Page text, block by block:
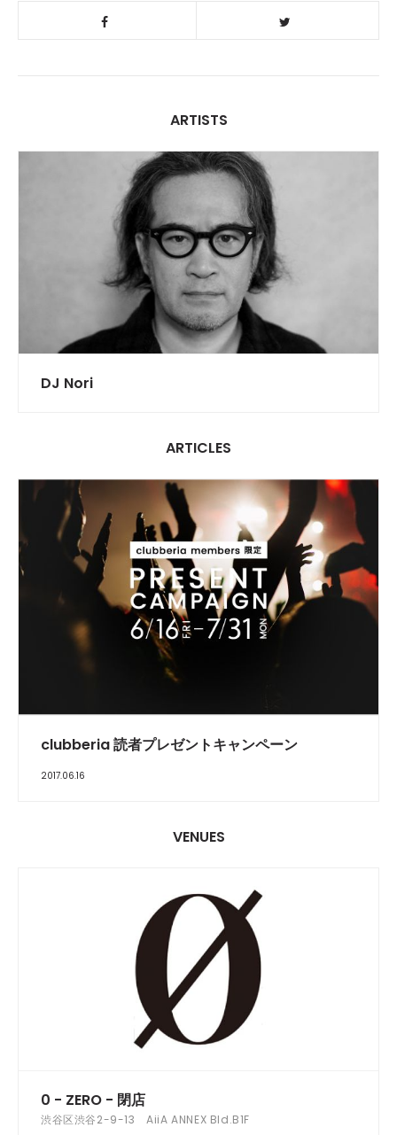
ARTISTS
DJ Nori
ARTICLES
clubberia 読者プレゼントキャンペーン
2017.06.16
VENUES
0 - ZERO - 閉店
渋谷区渋谷2-9-13 AiiA ANNEX Bld.B1F